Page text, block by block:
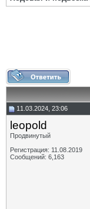
11.03.2024, 23:06
leopold
Продвинутый
Регистрация: 11.08.2019
Сообщений: 6,163